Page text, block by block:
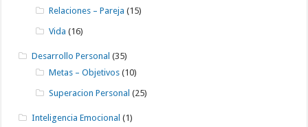
Relaciones – Pareja (15)
Vida (16)
Desarrollo Personal (35)
Metas – Objetivos (10)
Superacion Personal (25)
Inteligencia Emocional (1)